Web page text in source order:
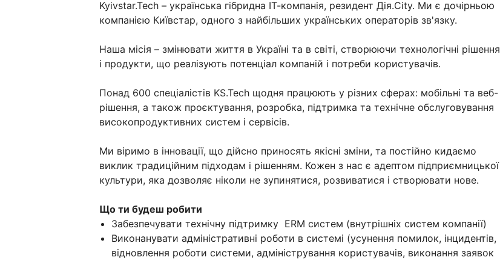
Kyivstar.Tech – українська гібридна ІТ-компанія, резидент Дія.City. Ми є дочірньою
компанією Київстар, одного з найбільших українських операторів зв'язку.
Наша місія – змінювати життя в Україні та в світі, створюючи технологічні рішення
і продукти, що реалізують потенціал компаній і потреби користувачів.
Понад 600 спеціалістів KS.Tech щодня працюють у різних сферах: мобільні та веб-
рішення, а також проєктування, розробка, підтримка та технічне обслуговування
високопродуктивних систем і сервісів.
Ми віримо в інновації, що дійсно приносять якісні зміни, та постійно кидаємо
виклик традиційним підходам і рішенням. Кожен з нас є адептом підприємницької
культури, яка дозволяє ніколи не зупинятися, розвиватися і створювати нове.
Що ти будеш робити
Забезпечувати технічну підтримку ERM систем (внутрішніх систем компанії)
Виконанувати адміністративні роботи в системі (усунення помилок, інцидентів,
відновлення роботи системи, адміністрування користувачів, виконання заявок